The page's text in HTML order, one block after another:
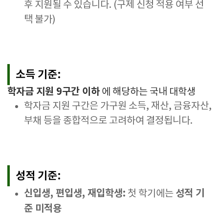
후 지원될 수 있습니다. (구제 신청 적용 여부 선
택 불가)
소득 기준:
학자금 지원 9구간 이하 에 해당하는 국내 대학생
학자금 지원 구간은 가구원 소득, 재산, 금융자산,
부채 등을 종합적으로 고려하여 결정됩니다.
성적 기준:
신입생, 편입생, 재입학생: 첫 학기에는 성적 기
준 미적용